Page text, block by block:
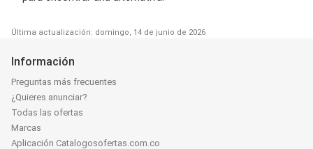
Última actualización: domingo, 14 de junio de 2026
Información
Preguntas más frecuentes
¿Quieres anunciar?
Todas las ofertas
Marcas
Aplicación Catalogosofertas.com.co